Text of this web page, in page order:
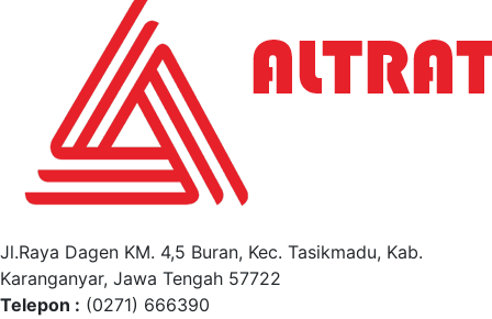
Jl.Raya Dagen KM. 4,5 Buran, Kec. Tasikmadu, Kab.
Karanganyar, Jawa Tengah 57722
Telepon : (0271) 666390